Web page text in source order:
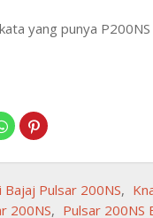
yang punya
Bajaj Pulsar 200NS,
200NS, Pulsar 200NS